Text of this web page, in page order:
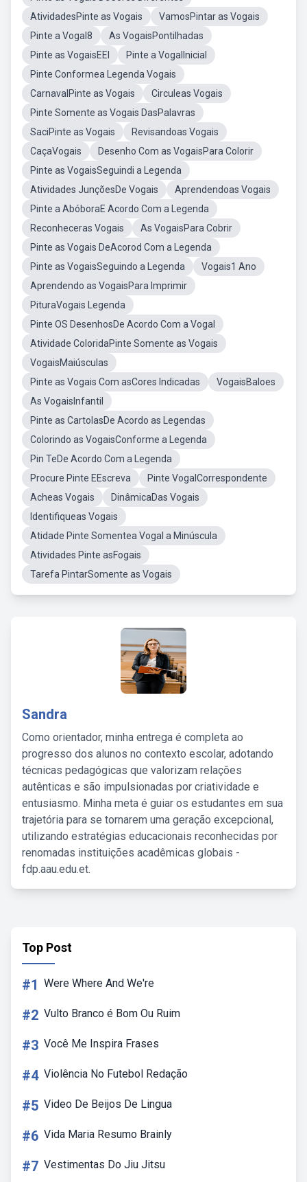
AtividadesPinte as Vogais
VamosPintar as Vogais
Pinte a Vogal8
As VogaisPontilhadas
Pinte as VogaisEEI
Pinte a VogalInicial
Pinte Conformea Legenda Vogais
CarnavalPinte as Vogais
Circuleas Vogais
Pinte Somente as Vogais DasPalavras
SaciPinte as Vogais
Revisandoas Vogais
CaçaVogais
Desenho Com as VogaisPara Colorir
Pinte as VogaisSeguindi a Legenda
Atividades JunçõesDe Vogais
Aprendendoas Vogais
Pinte a AbóboraE Acordo Com a Legenda
Reconheceras Vogais
As VogaisPara Cobrir
Pinte as Vogais DeAcorod Com a Legenda
Pinte as VogaisSeguindo a Legenda
Vogais1 Ano
Aprendendo as VogaisPara Imprimir
PituraVogais Legenda
Pinte OS DesenhosDe Acordo Com a Vogal
Atividade ColoridaPinte Somente as Vogais
VogaisMaiúsculas
Pinte as Vogais Com asCores Indicadas
VogaisBaloes
As VogaisInfantil
Pinte as CartolasDe Acordo as Legendas
Colorindo as VogaisConforme a Legenda
Pin TeDe Acordo Com a Legenda
Procure Pinte EEscreva
Pinte VogalCorrespondente
Acheas Vogais
DinâmicaDas Vogais
Identifiqueas Vogais
Atidade Pinte Somentea Vogal a Minúscula
Atividades Pinte asFogais
Tarefa PintarSomente as Vogais
Sandra
Como orientador, minha entrega é completa ao
progresso dos alunos no contexto escolar, adotando
técnicas pedagógicas que valorizam relações
autênticas e são impulsionadas por criatividade e
entusiasmo. Minha meta é guiar os estudantes em sua
trajetória para se tornarem uma geração excepcional,
utilizando estratégias educacionais reconhecidas por
renomadas instituições acadêmicas globais -
fdp.aau.edu.et.
Top Post
#1 Were Where And We're
#2 Vulto Branco é Bom Ou Ruim
#3 Você Me Inspira Frases
#4 Violência No Futebol Redação
#5 Video De Beijos De Lingua
#6 Vida Maria Resumo Brainly
#7 Vestimentas Do Jiu Jitsu